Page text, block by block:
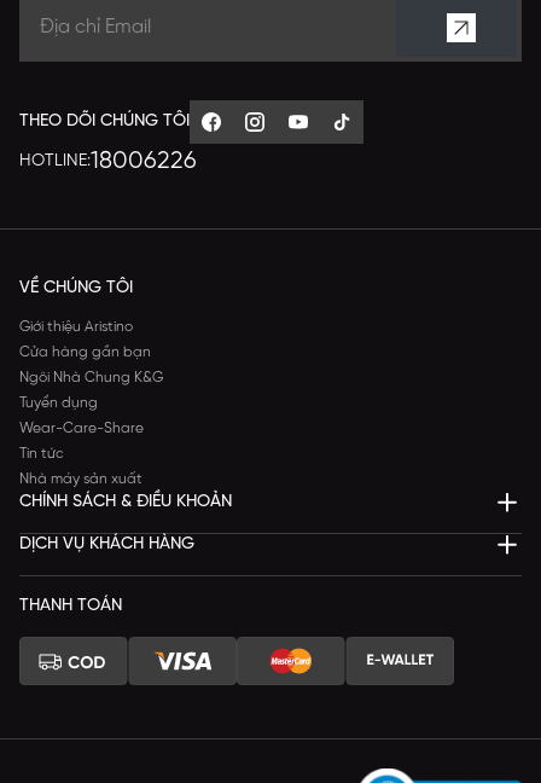
THEO DÕI CHÚNG TÔI
HOTLINE:18006226
VỀ CHÚNG TÔI
Giới thiệu Aristino
Cửa hàng gần bạn
Ngôi Nhà Chung K&G
Tuyển dụng
Wear-Care-Share
Tin tức
Nhà máy sản xuất
CHÍNH SÁCH & ĐIỀU KHOẢN
DỊCH VỤ KHÁCH HÀNG
THANH TOÁN